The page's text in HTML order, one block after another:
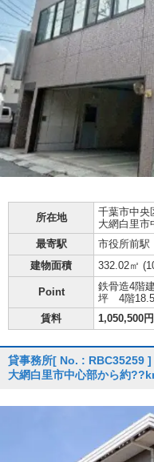
所在地 千葉市中央
大網白里市
最寄駅
市役所前駅
建物面積
332.02㎡ (
Point
鉄骨造4階
坪 4階
賃料
1,050,500円
貸事務所[ No. : RBC35259 ]
大網白里市中心部から約